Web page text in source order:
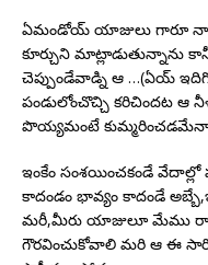
ఏమండోయ్ యాజులు గారూ నాకీ
కూర్చుని మాట్లాడుతున్నాను
చెప్పుండేవాడ్ని ఆ …(ఏయ్
పండులోంచొచ్చి కరిచిందట
పొయ్యమంటే
ఇంకేం సంశయించకండే వేదాల్లో
కాదండం భావ్యం కాదండే
మరీ,మీరు యాజులూ మేము
గౌరవించుకోవాలి మరి ఆ ఈ